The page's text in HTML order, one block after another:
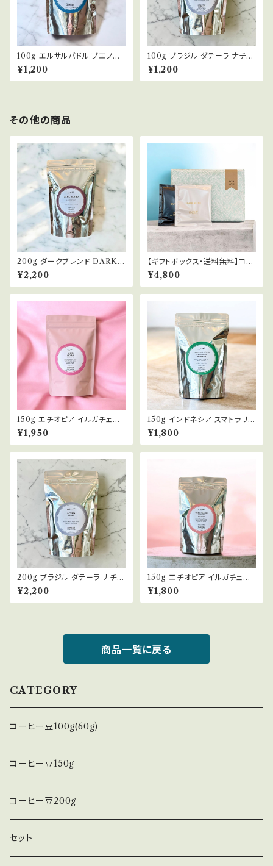
100g エルサルバドル ブエノス
アイレス ブルボン ウォッシュト
EL SALVADOR BUENOS A
IRES BOURBON WASHED
¥1,200
100g ブラジル ダテーラ ナチュ
ラル/パルプトナチュラル BRAZI
L DATERRA NATURAL/PU
LPED NATURAL 中煎り(エ
¥1,200
その他の商品
200g ダークブレンド DARK
BLEND 深煎り コーヒー豆
¥2,200
【ギフトボックス・送料無料】コー
ヒーバッグ 人気ブレンド2種セッ
ト(8個×2) | 合計16個
¥4,800
150g エチオピア イルガチェフ
アリチャ ナチュラル ETHIOPI
A ARICHA NATURAL 浅煎
り コーヒー豆
¥1,950
150g インドネシア スマトラリン
トン ウェットハル INDONESI
A SUMATRA LINGTONG
WET HULLED 浅煎り コーヒ
¥1,800
200g ブラジル ダテーラ ナチュ
ラル/パルプトナチュラル BRAZI
L DATERRA NATURAL/PU
LPED NATURAL 中煎り(エ
¥2,200
150g エチオピア イルガチェフ
ウォルカ サカロ ウォッシュト ET
HIOPIA YIRGACHEFFE W
ORKA SAKARO WASHED
¥1,800
商品一覧に戻る
CATEGORY
コーヒー豆100g(60g)
コーヒー豆150g
コーヒー豆200g
セット